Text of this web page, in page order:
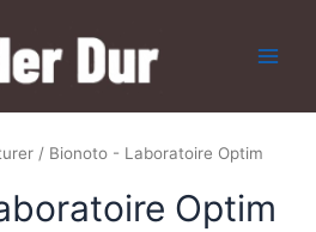
/ Bionoto - Laboratoire Optim
Optim